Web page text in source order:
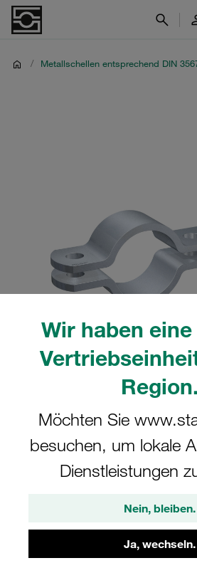
Wir haben eine
Region.
Möchten Sie
besuchen, um lokale
Dienstleistungen
Nein, bleiben.
Ja, wechseln.
/ Metallschellen entsprechend DIN
tatsächlichen Produkt abweichen.
um die CAD-Daten kostenlos